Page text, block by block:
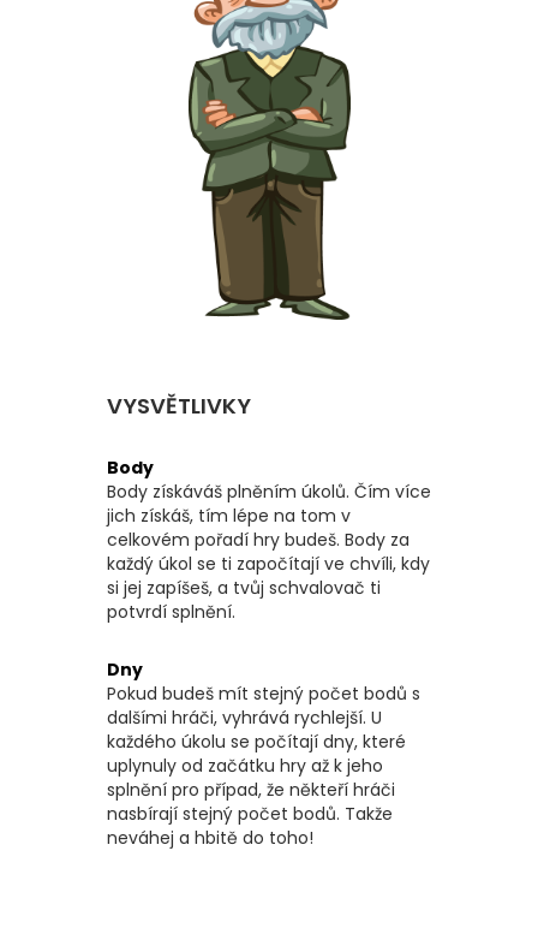
VYSVĚTLIVKY
Body
Body získáváš plněním úkolů. Čím více
jich získáš, tím lépe na tom v
celkovém pořadí hry budeš. Body za
každý úkol se ti započítají ve chvíli, kdy
si jej zapíšeš, a tvůj schvalovač ti
potvrdí splnění.
Dny
Pokud budeš mít stejný počet bodů s
dalšími hráči, vyhrává rychlejší. U
každého úkolu se počítají dny, které
uplynuly od začátku hry až k jeho
splnění pro případ, že někteří hráči
nasbírají stejný počet bodů. Takže
neváhej a hbitě do toho!